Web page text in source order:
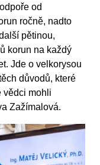
od
ročně, nadto
pětinou,
korun na každý
Jde o velkorysou
důvodů, které
vědci mohli
Zažímalová.